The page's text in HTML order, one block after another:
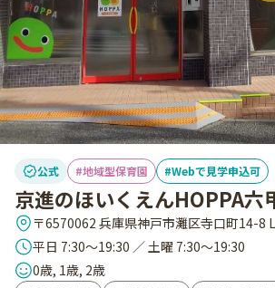
公式 地域型保育園 Webで見学申込可
京進のほいくえんHOPPA六
平日 7:30～19:30 ／ 土曜 7:30～19:30
0歳, 1歳, 2歳